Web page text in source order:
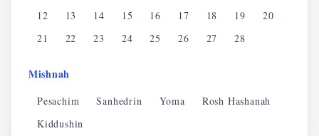
12
13 14 15 16 17 18 19
20
21
22 23 24 25 26 27 28
Mishnah
Pesachim Sanhedrin Yoma
Rosh Hashanah
Kiddushin